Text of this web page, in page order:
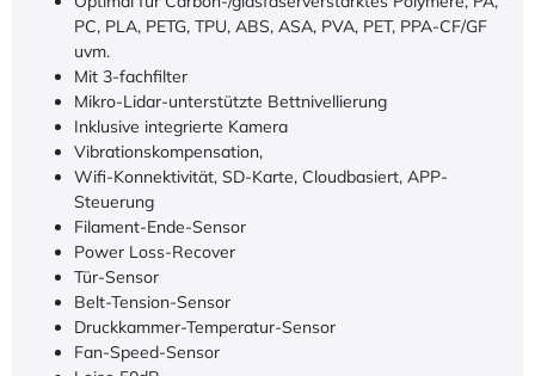
Geschlossener Bauraum von 256x 256 x 260 mm
Hochgeschwindigkeitsstruktur CoreXY
20000 mm/s² Beschleunigung
Düsentemperatur bis 300°C
Direkt Drive Extruder
Zweiter Extruder (bowden) optimal für Support Material
Vollmetall-Hotend
Stainless Steel Nozzle
Druckbett bis 120°C
Aktive Bauraumheizung bis 65°C
Optimal für Carbon-/glasfaserverstärktes Polymere, PA,
PC, PLA, PETG, TPU, ABS, ASA, PVA, PET, PPA-CF/GF
uvm.
Mit 3-fachfilter
Mikro-Lidar-unterstützte Bettnivellierung